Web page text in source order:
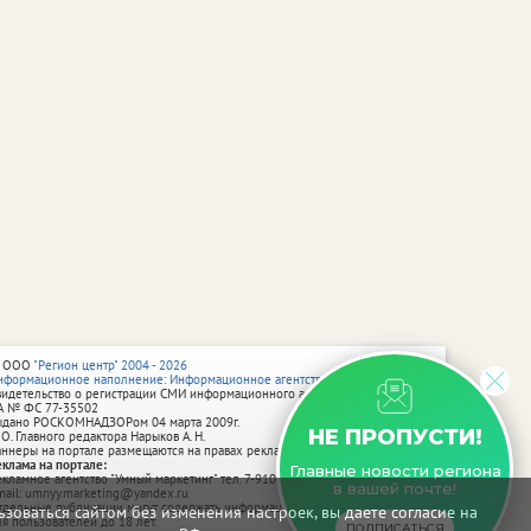
сайтом без изменения настроек, вы даете согласие на
НЕ ПРОПУСТИ!
Главные новости региона
в вашей почте!
"Регион центр" 2004 - 2026
наполнение: Информационное агентство vRossii.ru
о регистрации СМИ информационного агентства vRossii.ru
№ ФС 77‑35502
РОСКОМНАДЗОРом 04 марта 2009г.
Главного редактора Нарыков А. Н.
на портале размещаются на правах рекламы.
на портале:
агентство "Умный маркетинг" тел. 7-910-267-70-40,
umnyy.marketing@yandex.ru
публикации могут содержать информацию, не предназначенную
пользователей до 18 лет.